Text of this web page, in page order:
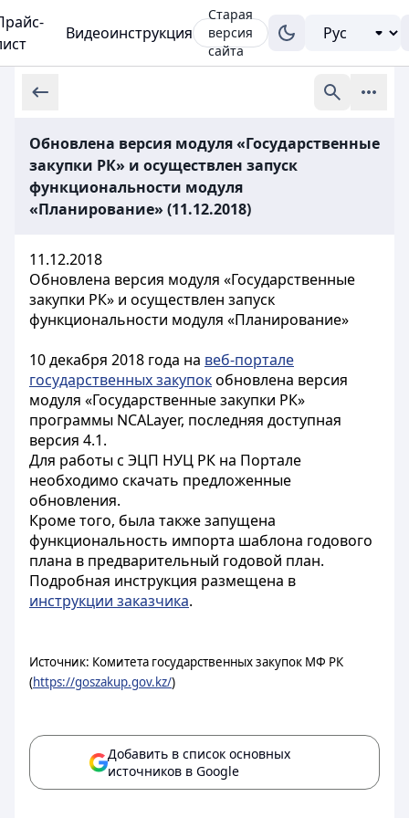
Видеоинструкция
Старая
версия
сайта
Обновлена версия модуля «Государственные
закупки РК» и осуществлен запуск
функциональности модуля
«Планирование» (11.12.2018)
11.12.2018
Обновлена версия модуля «Государственные
закупки РК» и осуществлен запуск
функциональности модуля «Планирование»
10 декабря 2018 года на веб-портале
государственных закупокобновлена версия
модуля «Государственные закупки РК»
программы NCALayer, последняя доступная
версия 4.1.
Для работы c ЭЦП НУЦ РК на Портале
необходимо скачать предложенные
обновления.
Кроме того, была также запущена
функциональность импорта шаблона годового
плана в предварительный годовой план.
Подробная инструкция размещена в
инструкции заказчика.
Источник: Комитета государственных закупок МФ РК
(https://goszakup.gov.kz/)
Добавить в список основных
источников в Google